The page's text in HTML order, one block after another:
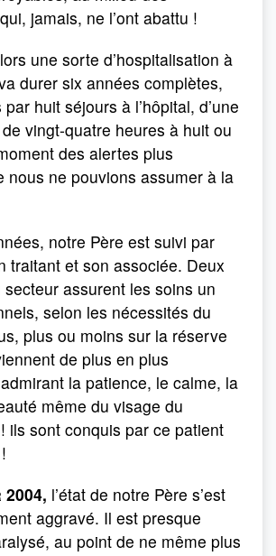
jamais, ne l’ont abattu !
une sorte d’hospitalisation à
durer six années complètes,
huit séjours à l’hôpital, d’une
vingt-quatre heures à huit ou
des alertes plus
nous ne pouvions assumer à la
notre Père est suivi par
traitant et son associée. Deux
assurent les soins un
selon les nécessités du
plus ou moins sur la réserve
de plus en plus
la patience, le calme, la
même du visage du
ils sont conquis par ce patient
l’état de notre Père s’est
aggravé. Il est presque
au point de ne même plus